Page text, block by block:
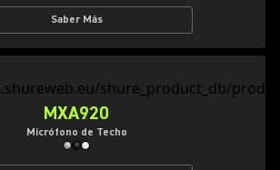
Saber Más
MXA920
Micrófono de Techo